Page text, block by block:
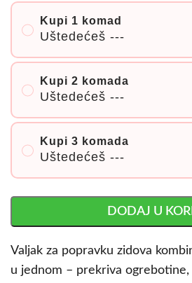
Kupi 1 komad
Uštedećeš ---
Kupi 2 komada
Uštedećeš ---
Kupi 3 komada
Uštedećeš ---
DODAJ U
Valjak za popravku zidova
u jednom – prekriva ogrebotine,